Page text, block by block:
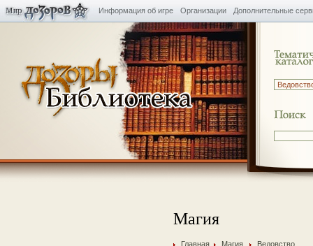
Информация об игре Организации Дополнительные
Магия
Главная Магия Ведовство